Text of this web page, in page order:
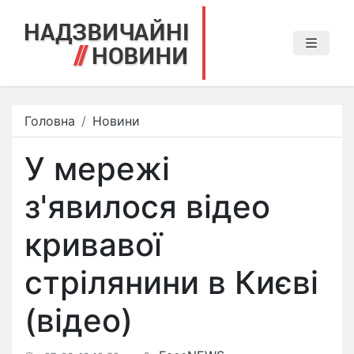
Головна Новини
У мережі
з'явилося відео
кривавої
стрілянини в Києві
(відео)